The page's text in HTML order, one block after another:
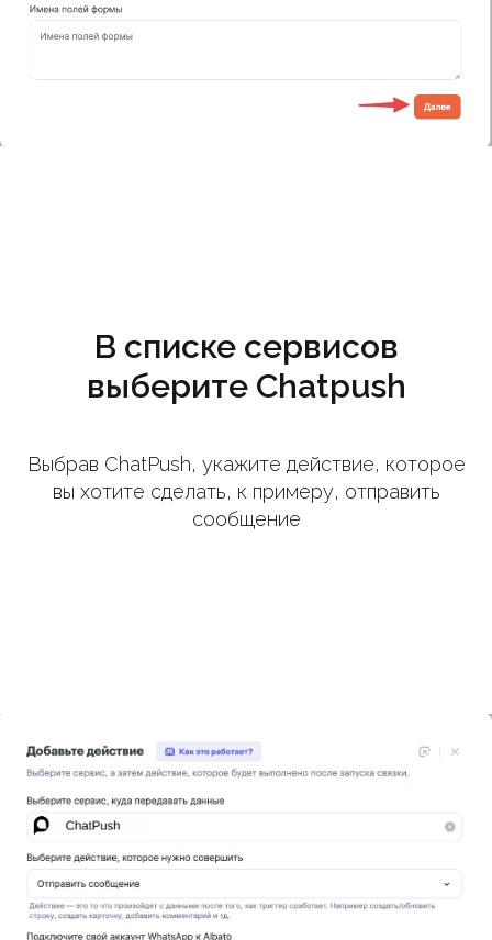
В списке сервисов
выберите Chatpush
Выбрав ChatPush, укажите действие, которое
вы хотите сделать, к примеру, отправить
сообщение